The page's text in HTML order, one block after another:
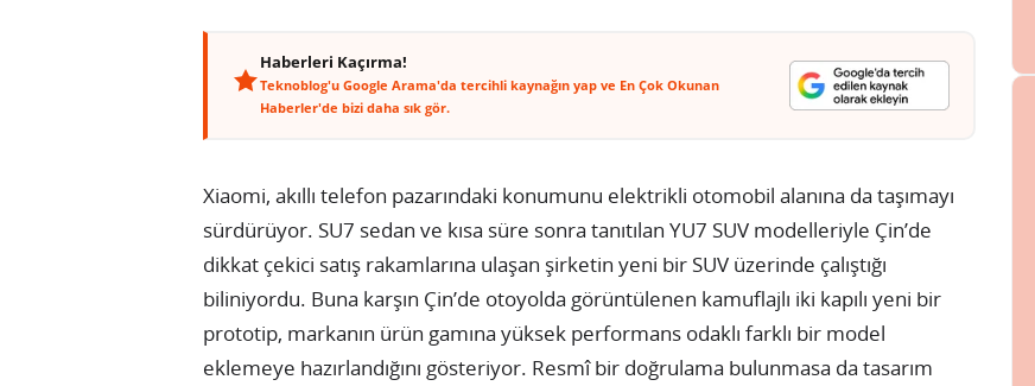
Haberleri Kaçırma!
Teknoblog'u Google Arama'da tercihli kaynağın yap ve En Çok Okunan
Haberler'de bizi daha sık gör.
Xiaomi, akıllı telefon pazarındaki konumunu elektrikli otomobil alanına da taşımayı
sürdürüyor. SU7 sedan ve kısa süre sonra tanıtılan YU7 SUV modelleriyle Çin’de
dikkat çekici satış rakamlarına ulaşan şirketin yeni bir SUV üzerinde çalıştığı
biliniyordu. Buna karşın Çin’de otoyolda görüntülenen kamuflajlı iki kapılı yeni bir
prototip, markanın ürün gamına yüksek performans odaklı farklı bir model
eklemeye hazırlandığını gösteriyor. Resmî bir doğrulama bulunmasa da tasarım